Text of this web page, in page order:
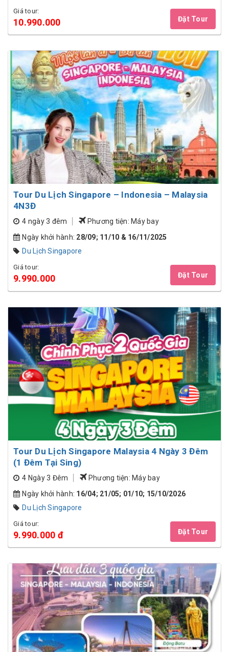
Giá tour:
10.990.000 Đặt Tour
Tour Du Lịch Singapore – Indonesia – Malaysia
4N3Đ
4 ngày 3 đêm
Phương tiện: Máy bay
Ngày khởi hành: 28/09; 11/10 & 16/11/2025
Du Lịch Singapore
Giá tour:
9.990.000 Đặt Tour
Tour Du Lịch Singapore Malaysia 4 Ngày 3 Đêm
(1 Đêm Tại Sing)
4 Ngày 3 Đêm
Phương tiện: Máy bay
Ngày khởi hành: 16/04; 21/05; 01/10; 15/10/2026
Du Lịch Singapore
Giá tour:
9.990.000 đ Đặt Tour